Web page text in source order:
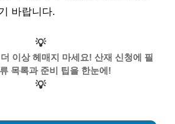
바랍니다.
💡
이상 헤매지 마세요! 산재 신청에 필
목록과 준비 팁을 한눈에!
💡